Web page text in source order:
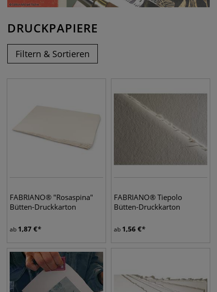
DRUCKPAPIERE
Filtern & Sortieren
FABRIANO® "Rosaspina"
Bütten-Druckkarton
ab 1,87 €
FABRIANO® Tiepolo
Bütten-Druckkarton
ab 1,56 €